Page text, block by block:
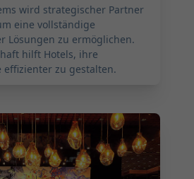
wird strategischer Partner
eine vollständige
Lösungen zu ermöglichen.
hilft Hotels, ihre
effizienter zu gestalten.